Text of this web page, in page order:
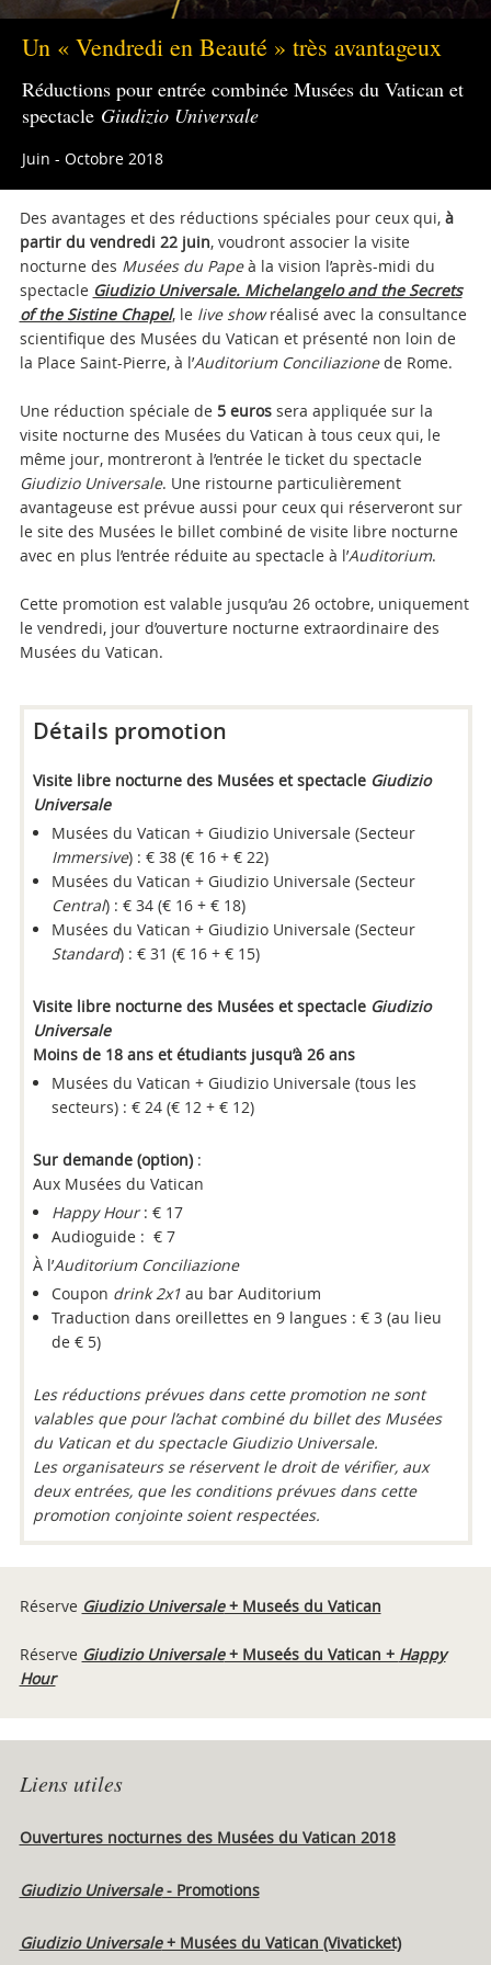
Un « Vendredi en Beauté » très avantageux
Réductions pour entrée combinée Musées du Vatican et
spectacle Giudizio Universale
Juin - Octobre 2018
Des avantages et des réductions spéciales pour ceux qui, à
partir du vendredi 22 juin, voudront associer la visite
nocturne des Musées du Papeà la vision l’après-midi du
spectacle Giudizio Universale. Michelangelo and the Secrets
of the Sistine Chapel, le live showréalisé avec la consultance
scientifique des Musées du Vatican et présenté non loin de
la Place Saint-Pierre, à l’Auditorium Conciliazionede Rome.
Une réduction spéciale de 5 eurossera appliquée sur la
visite nocturne des Musées du Vatican à tous ceux qui, le
même jour, montreront à l’entrée le ticket du spectacle
Giudizio Universale. Une ristourne particulièrement
avantageuse est prévue aussi pour ceux qui réserveront sur
le site des Musées le billet combiné de visite libre nocturne
avec en plus l’entrée réduite au spectacle à l’Auditorium.
Cette promotion est valable jusqu’au 26 octobre, uniquement
le vendredi, jour d’ouverture nocturne extraordinaire des
Musées du Vatican.
Attachments
Détails promotion
Visite libre nocturne des Musées et spectacle Giudizio
Universale
Musées du Vatican + Giudizio Universale (Secteur
Immersive) : € 38 (€ 16 + € 22)
Musées du Vatican + Giudizio Universale (Secteur
Central) : € 34 (€ 16 + € 18)
Musées du Vatican + Giudizio Universale (Secteur
Standard) : € 31 (€ 16 + € 15)
Visite libre nocturne des Musées et spectacle Giudizio
Universale
Moins de 18 ans et étudiants jusqu’à 26 ans
Musées du Vatican + Giudizio Universale (tous les
secteurs) : € 24 (€ 12 + € 12)
Sur demande (option) :
Aux Musées du Vatican
Happy Hour: € 17
Audioguide : € 7
À l’Auditorium Conciliazione
Coupon drink 2x1au bar Auditorium
Traduction dans oreillettes en 9 langues : € 3 (au lieu
de € 5)
Les réductions prévues dans cette promotion ne sont
valables que pour l’achat combiné du billet des Musées
du Vatican et du spectacle Giudizio Universale.
Les organisateurs se réservent le droit de vérifier, aux
deux entrées, que les conditions prévues dans cette
promotion conjointe soient respectées.
Réserve Giudizio Universale+ Museés du Vatican
Réserve Giudizio Universale+ Museés du Vatican + Happy
Hour
Liens utiles
Ouvertures nocturnes des Musées du Vatican 2018
Giudizio Universale- Promotions
Giudizio Universale+ Musées du Vatican (Vivaticket)